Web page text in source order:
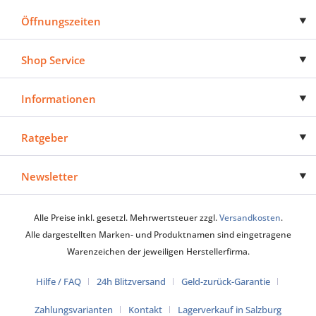
Öffnungszeiten
Shop Service
Informationen
Ratgeber
Newsletter
Alle Preise inkl. gesetzl. Mehrwertsteuer zzgl.Versandkosten.
Alle dargestellten Marken- und Produktnamen sind eingetragene
Warenzeichen der jeweiligen Herstellerfirma.
Hilfe / FAQ 24h Blitzversand Geld-zurück-Garantie
Zahlungsvarianten Kontakt Lagerverkauf in Salzburg